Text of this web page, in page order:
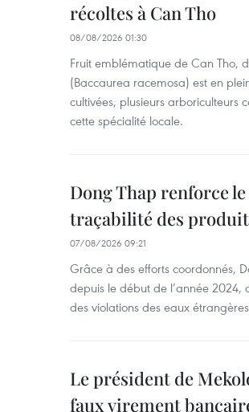
récoltes à Can Tho
08/08/2026 01:30
Fruit emblématique de Can Tho,
(Baccaurea racemosa) est en
cultivées, plusieurs arboriculteurs
cette spécialité locale.
Dong Thap renforce
traçabilité des
07/08/2026 09:21
Grâce à des efforts coordonnés,
depuis le début de l’année
des violations des eaux
Le président de
faux virement